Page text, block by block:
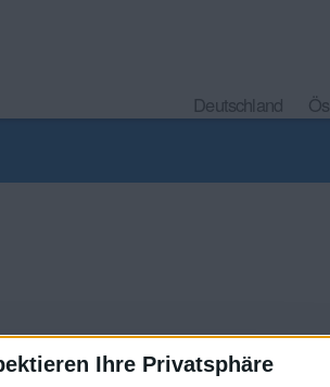
Ihre Privatsphäre
Deutschland